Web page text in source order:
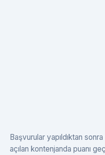
Başvurular yapıldıktan
açılan kontenjanda puanı